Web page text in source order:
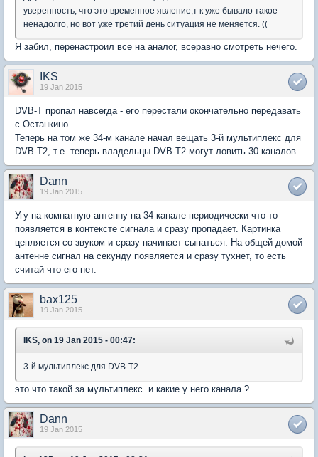
уверенность, что это временное явление,т к уже бывало такое
ненадолго, но вот уже третий день ситуация не меняется. ((
Я забил, перенастроил все на аналог, всеравно смотреть нечего.
IKS
19 Jan 2015
DVB-T пропал навсегда - его перестали окончательно передавать
с Останкино.
Теперь на том же 34-м канале начал вещать 3-й мультиплекс для
DVB-T2, т.е. теперь владельцы DVB-T2 могут ловить 30 каналов.
Dann
19 Jan 2015
Угу на комнатную антенну на 34 канале периодически что-то
появляется в контексте сигнала и сразу пропадает. Картинка
цепляется со звуком и сразу начинает сыпаться. На общей домой
антенне сигнал на секунду появляется и сразу тухнет, то есть
считай что его нет.
bax125
19 Jan 2015
IKS, on 19 Jan 2015 - 00:47:
3-й мультиплекс для DVB-T2
это что такой за мультиплекс и какие у него канала ?
Dann
19 Jan 2015